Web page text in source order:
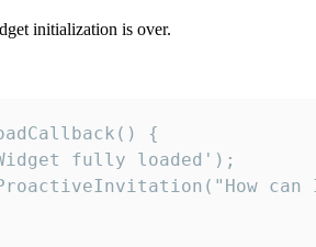
initialization is over.
{
fully loaded');
can